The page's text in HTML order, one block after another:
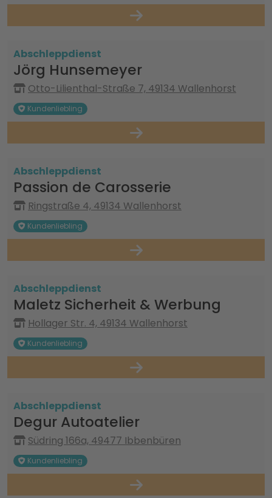
Abschleppdienst
Jörg Hunsemeyer
Otto-Lilienthal-Straße 7, 49134 Wallenhorst
Kundenliebling
Abschleppdienst
Passion de Carosserie
Ringstraße 4, 49134 Wallenhorst
Kundenliebling
Abschleppdienst
Maletz Sicherheit & Werbung
Hollager Str. 4, 49134 Wallenhorst
Kundenliebling
Abschleppdienst
Degur Autoatelier
Südring 166a, 49477 Ibbenbüren
Kundenliebling